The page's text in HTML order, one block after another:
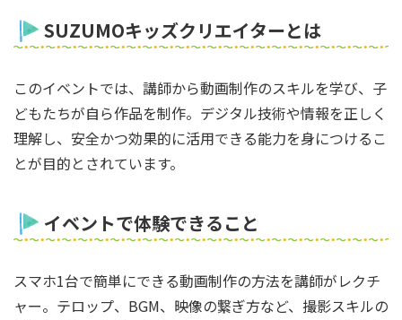
SUZUMOキッズクリエイターとは
このイベントでは、講師から動画制作のスキルを学び、子
どもたちが自ら作品を制作。デジタル技術や情報を正しく
理解し、安全かつ効果的に活用できる能力を身につけるこ
とが目的とされています。
イベントで体験できること
スマホ1台で簡単にできる動画制作の方法を講師がレクチ
ャー。テロップ、BGM、映像の繋ぎ方など、撮影スキルの